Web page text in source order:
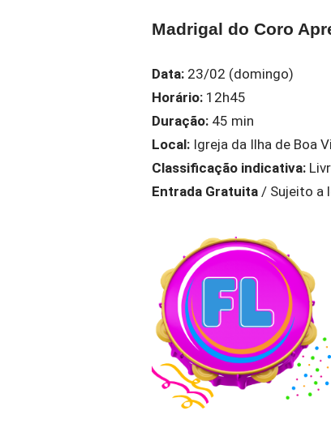
Madrigal do Coro
Data: 23/02 (domingo)
Horário: 12h45
Duração: 45 min
Local: Igreja da Ilha de Boa
Classificação indicativa:
Entrada Gratuita / Sujeito a